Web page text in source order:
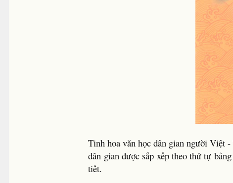
Tinh hoa văn học dân gian người Việt
dân gian được sắp xếp theo thứ tự
tiết.